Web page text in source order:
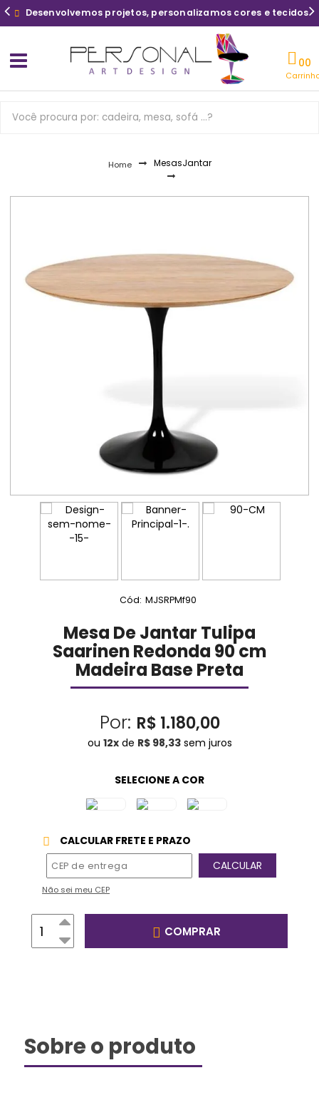
Desenvolvemos projetos, personalizamos cores e tecidos
Home MesasJantar
Cód: MJSRPMf90
Mesa De Jantar Tulipa
Saarinen Redonda 90 cm
Madeira Base Preta
Por: R$ 1.180,00
ou 12xde R$ 98,33sem juros
CALCULAR FRETE E PRAZO
Não sei meu CEP
COMPRAR
Sobre o produto